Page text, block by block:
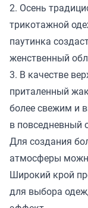
2. Осень
трикотажной
паутинка
женственный
3. В качестве
приталенный
более свежим и
в повседневный
Для создания
атмосферы
Широкий крой
для выбора